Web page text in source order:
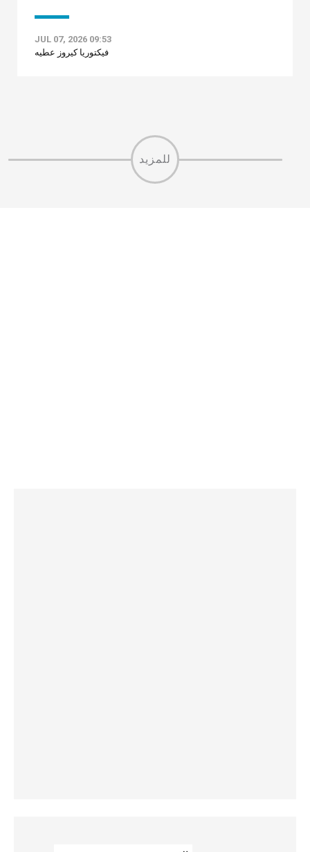
JUL 07, 2026 09:53
فيكتوريا كيروز عطيه
للمزيد